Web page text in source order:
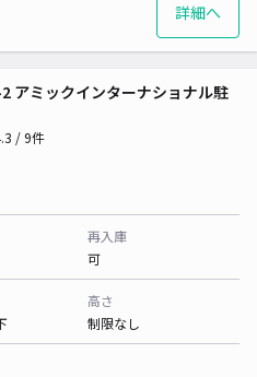
詳細へ
アミックインターナショナル駐
/ 9件
再入庫
可
高さ
制限なし